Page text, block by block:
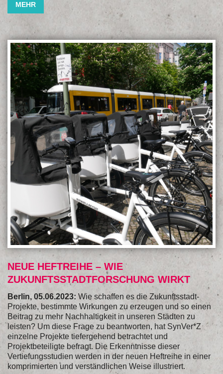
MEHR
NEUE HEFTREIHE – WIE
ZUKUNFTSSTADTFORSCHUNG WIRKT
Berlin, 05.06.2023: Wie schaffen es die Zukunftsstadt-
Projekte, bestimmte Wirkungen zu erzeugen und so einen
Beitrag zu mehr Nachhaltigkeit in unseren Städten zu
leisten? Um diese Frage zu beantworten, hat SynVer*Z
einzelne Projekte tiefergehend betrachtet und
Projektbeteiligte befragt. Die Erkenntnisse dieser
Vertiefungsstudien werden in der neuen Heftreihe in einer
komprimierten und verständlichen Weise illustriert.